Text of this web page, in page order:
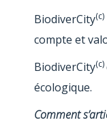
BiodiverCity(c)
compte et
BiodiverCity(c)
écologique.
Comment